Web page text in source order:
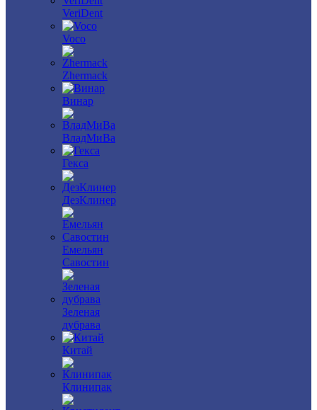
VeriDent
Voco
Zhermack
Винар
ВладМиВа
Гекса
ДезКлинер
Емельян
Савостин
Зеленая
дубрава
Китай
Клинипак